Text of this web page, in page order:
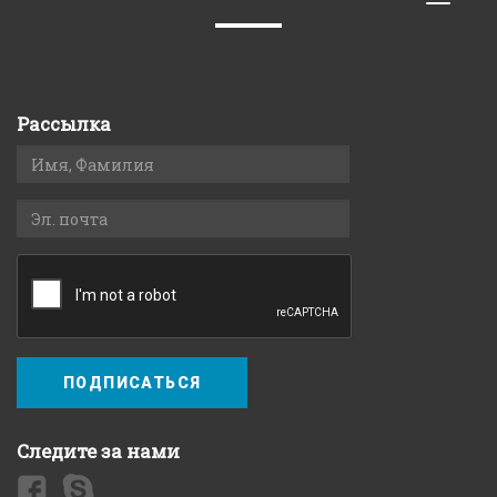
Рассылка
ПОДПИСАТЬСЯ
Следите за нами